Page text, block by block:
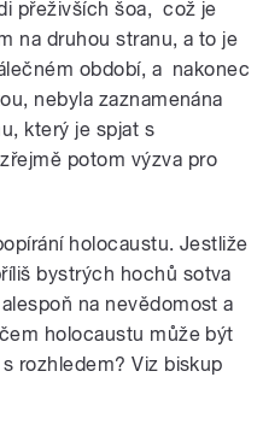
přeživších šoa, což je
na druhou stranu, a to je
období, a nakonec
nebyla zaznamenána
který je spjat s
potom výzva pro
holocaustu. Jestliže
bystrých hochů sotva
na nevědomost a
holocaustu může být
rozhledem? Viz biskup